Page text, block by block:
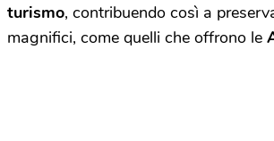
turismo, contribuendo così a
magnifici, come quelli che offrono le